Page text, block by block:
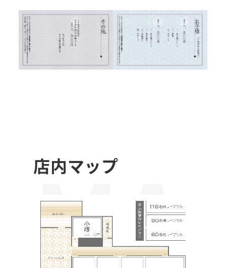
ME
MA
店内マップ